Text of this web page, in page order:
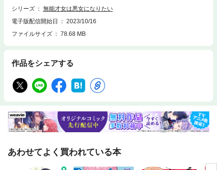
シリーズ
無能才女は悪女になりたい
電子版配信開始日
2023/10/16
ファイルサイズ
78.68 MB
作品をシェアする
あわせてよく買われている本